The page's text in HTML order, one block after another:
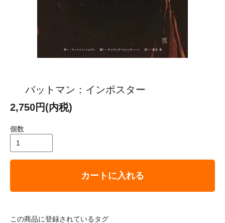
バットマン：インポスター
2,750円(内税)
個数
カートに入れる
この商品に登録されているタグ